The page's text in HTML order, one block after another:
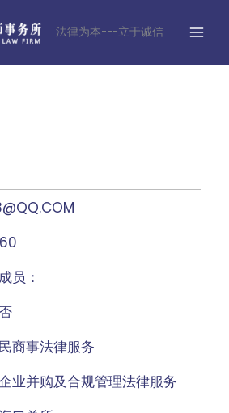
法律为本---立于诚信
员：
商事法律服务
业并购及合规管理法律服务